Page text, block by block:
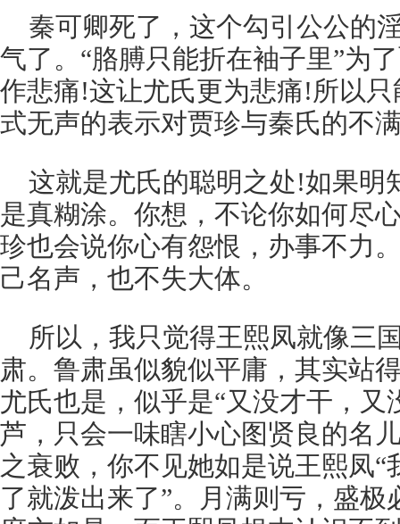
秦可卿死了，这个勾引公公的
气了。“胳膊只能折在袖子里”为
作悲痛!这让尤氏更为悲痛!所以
式无声的表示对贾珍与秦氏的不
这就是尤氏的聪明之处!如果明
是真糊涂。你想，不论你如何尽
珍也会说你心有怨恨，办事不力
己名声，也不失大体。
所以，我只觉得王熙凤就像三
肃。鲁肃虽似貌似平庸，其实站
尤氏也是，似乎是“又没才干，
芦，只会一味瞎小心图贤良的名
之衰败，你不见她如是说王熙凤
了就泼出来了”。月满则亏，盛